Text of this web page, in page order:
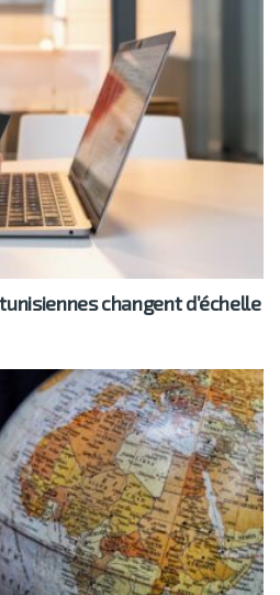
changent d’échelle